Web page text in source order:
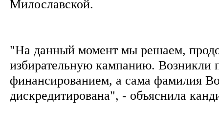
Милославской.
"На данный момент мы решаем,
избирательную кампанию. Возникли
финансированием, а сама фамилия
дискредитирована", - объяснила